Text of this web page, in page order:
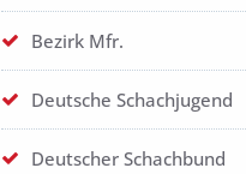
Bezirk Mfr.
Deutsche Schachjugend
Deutscher Schachbund